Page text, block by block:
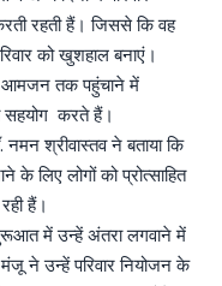
रहती हैं। जिससे कि वह
को खुशहाल बनाएं।
आमजन तक पहुंचाने में
सहयोग करते हैं।
नमन श्रीवास्तव ने बताया कि
के लिए लोगों को प्रोत्साहित
हैं।
में उन्हें अंतरा लगवाने में
ने उन्हें परिवार नियोजन के